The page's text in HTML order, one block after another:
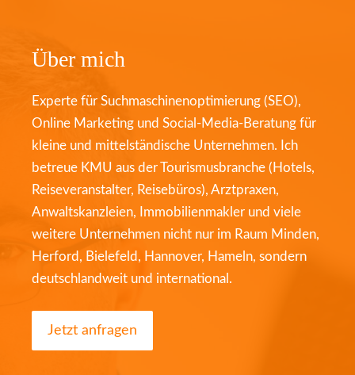
Über mich
Experte für Suchmaschinenoptimierung (SEO),
Online Marketing und Social-Media-Beratung für
kleine und mittelständische Unternehmen. Ich
betreue KMU aus der Tourismusbranche (Hotels,
Reiseveranstalter, Reisebüros), Arztpraxen,
Anwaltskanzleien, Immobilienmakler und viele
weitere Unternehmen nicht nur im Raum Minden,
Herford, Bielefeld, Hannover, Hameln, sondern
deutschlandweit und international.
Jetzt anfragen